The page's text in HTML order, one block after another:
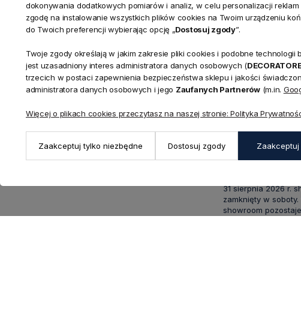
KONTAKT
Realizacja zamówień
+ 48 721 772 234
Doradztwo produktowe
Biuro
sklep@decoratore.pl
Showroom
ul. Bielska 45a,
Pon. - Pt.: 9:00 -
31 sierpnia 2026 r.
zamknięty w
showroom
dokonywania dodatkowych pomiarów i analiz, w celu personalizacji
zgodę na instalowanie wszystkich plików cookies na Twoim urządzeniu
do Twoich preferencji wybierając opcję „Dostosuj zgody”.
Twoje zgody określają w jakim zakresie pliki cookies i podobne
jest uzasadniony interes administratora danych osobowych (
trzecich w postaci zapewnienia bezpieczeństwa sklepu i jakości
administratora danych osobowych i jego Zaufanych Partnerów(m.in.
Więcej o plikach cookies przeczytasz na naszej stronie: Polityka
Zaakceptuj tylko niezbędne Dostosuj zgody